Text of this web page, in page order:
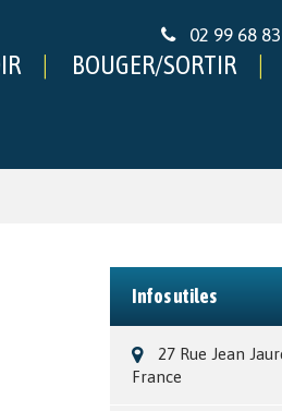
02 99 68
BOUGER/SORTIR
Infos utiles
27 Rue Jean
France